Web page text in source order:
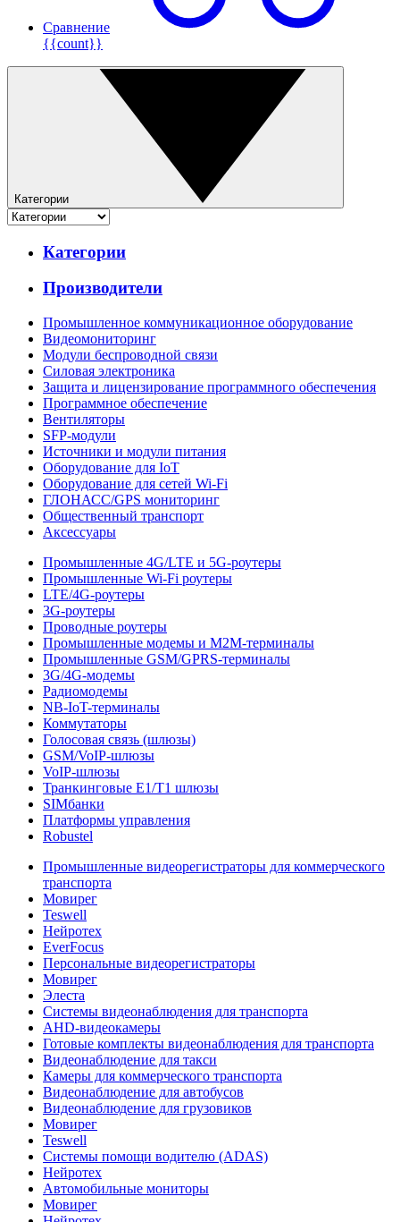
Сравнение
{{count}}
Категории
Категории
Производители
Промышленное коммуникационное оборудование
Видеомониторинг
Модули беспроводной связи
Силовая электроника
Защита и лицензирование программного обеспечения
Программное обеспечение
Вентиляторы
SFP-модули
Источники и модули питания
Оборудование для IoT
Оборудование для сетей Wi-Fi
ГЛОНАСС/GPS мониторинг
Общественный транспорт
Аксессуары
Промышленные 4G/LTE и 5G-роутеры
Промышленные Wi-Fi роутеры
LTE/4G-роутеры
3G-роутеры
Проводные роутеры
Промышленные модемы и M2M-терминалы
Промышленные GSM/GPRS-терминалы
3G/4G-модемы
Радиомодемы
NB-IoT-терминалы
Коммутаторы
Голосовая связь (шлюзы)
GSM/VoIP-шлюзы
VoIP-шлюзы
Транкинговые E1/T1 шлюзы
SIMбанки
Платформы управления
Robustel
Промышленные видеорегистраторы для коммерческого
транспорта
Мовирег
Teswell
Нейротех
EverFocus
Персональные видеорегистраторы
Мовирег
Элеста
Системы видеонаблюдения для транспорта
AHD-видеокамеры
Готовые комплекты видеонаблюдения для транспорта
Видеонаблюдение для такси
Камеры для коммерческого транспорта
Видеонаблюдение для автобусов
Видеонаблюдение для грузовиков
Мовирег
Teswell
Системы помощи водителю (ADAS)
Нейротех
Автомобильные мониторы
Мовирег